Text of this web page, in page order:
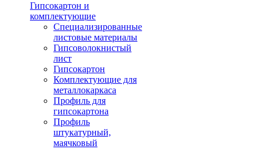
Гипсокартон и
комплектующие
Специализированные
листовые материалы
Гипсоволокнистый
лист
Гипсокартон
Комплектующие для
металлокаркаса
Профиль для
гипсокартона
Профиль
штукатурный,
маячковый